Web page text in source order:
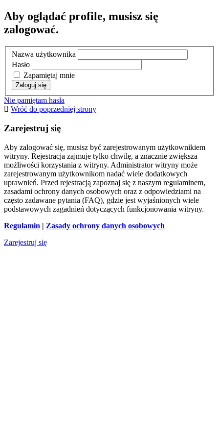
Aby oglądać profile, musisz się
zalogować.
Nazwa użytkownika
Hasło
Zapamiętaj mnie
Nie pamiętam hasła
Wróć do poprzedniej strony
Zarejestruj się
Aby zalogować się, musisz być zarejestrowanym użytkownikiem
witryny. Rejestracja zajmuje tylko chwilę, a znacznie zwiększa
możliwości korzystania z witryny. Administrator witryny może
zarejestrowanym użytkownikom nadać wiele dodatkowych
uprawnień. Przed rejestracją zapoznaj się z naszym regulaminem,
zasadami ochrony danych osobowych oraz z odpowiedziami na
często zadawane pytania (FAQ), gdzie jest wyjaśnionych wiele
podstawowych zagadnień dotyczących funkcjonowania witryny.
Regulamin | Zasady ochrony danych osobowych
Zarejestruj się